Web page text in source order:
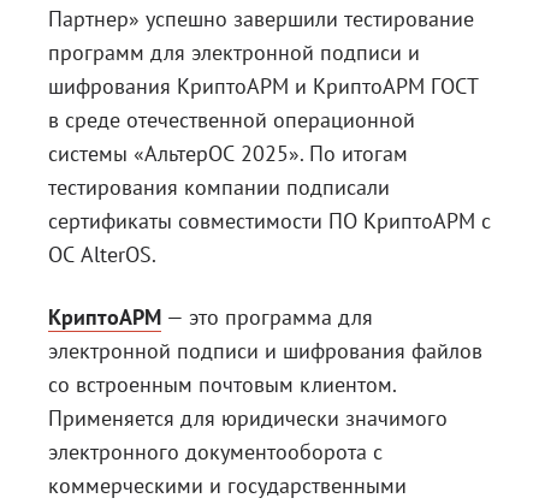
Получить КЭП
Магазин
Полная версия сайта
Партнер» успешно завершили тестирование
программ для электронной подписи и
шифрования КриптоАРМ и КриптоАРМ ГОСТ
в среде отечественной операционной
системы «АльтерОС 2025». По итогам
тестирования компании подписали
сертификаты совместимости ПО КриптоАРМ с
ОС AlterOS.
КриптоАРМ — это программа для
электронной подписи и шифрования файлов
со встроенным почтовым клиентом.
Применяется для юридически значимого
электронного документооборота с
коммерческими и государственными